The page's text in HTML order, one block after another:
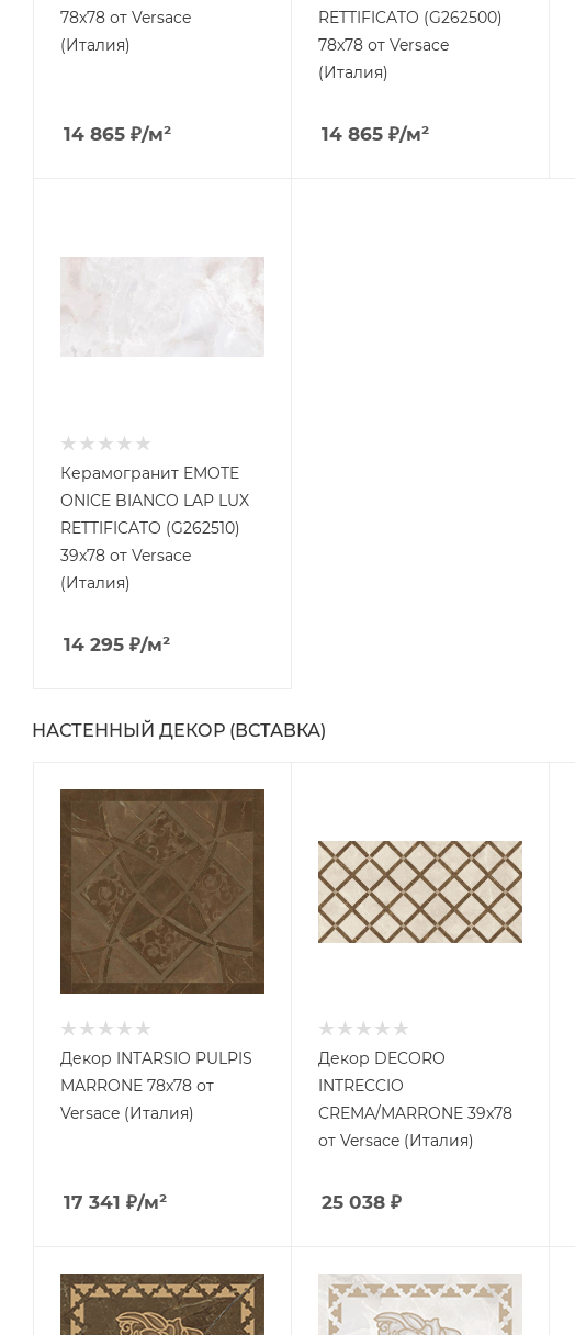
78x78 от Versace
(Италия)
14 865 ₽/м²
RETTIFICATO (G262500)
78x78 от Versace
(Италия)
14 865₽/м²
Керамогранит EMOTE
ONICE BIANCO LAP LUX
RETTIFICATO (G262510)
39x78 от Versace
(Италия)
14 295 ₽/м²
НАСТЕННЫЙ ДЕКОР (ВСТАВКА)
Декор INTARSIO PULPIS
MARRONE 78x78 от
Versace (Италия)
17 341 ₽/м²
Декор DECORO
INTRECCIO
CREMA/MARRONE 39x78
от Versace (Италия)
25 038₽